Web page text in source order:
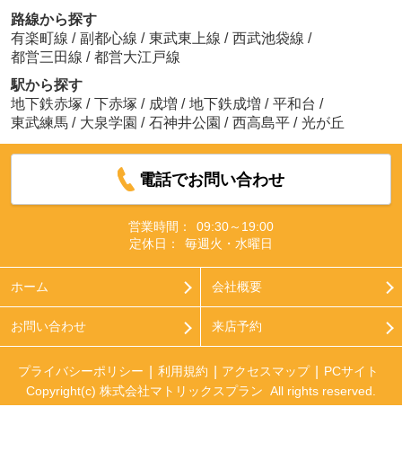
路線から探す
有楽町線 / 副都心線 / 東武東上線 / 西武池袋線 /
都営三田線 / 都営大江戸線
駅から探す
地下鉄赤塚 / 下赤塚 / 成増 / 地下鉄成増 / 平和台 /
東武練馬 / 大泉学園 / 石神井公園 / 西高島平 / 光が丘
電話でお問い合わせ
営業時間：
09:30～19:00
定休日：
毎週火・水曜日
ホーム 会社概要
お問い合わせ 来店予約
プライバシーポリシー 利用規約 アクセスマップ
PCサイト
Copyright(c) 株式会社マトリックスプラン All rights reserved.